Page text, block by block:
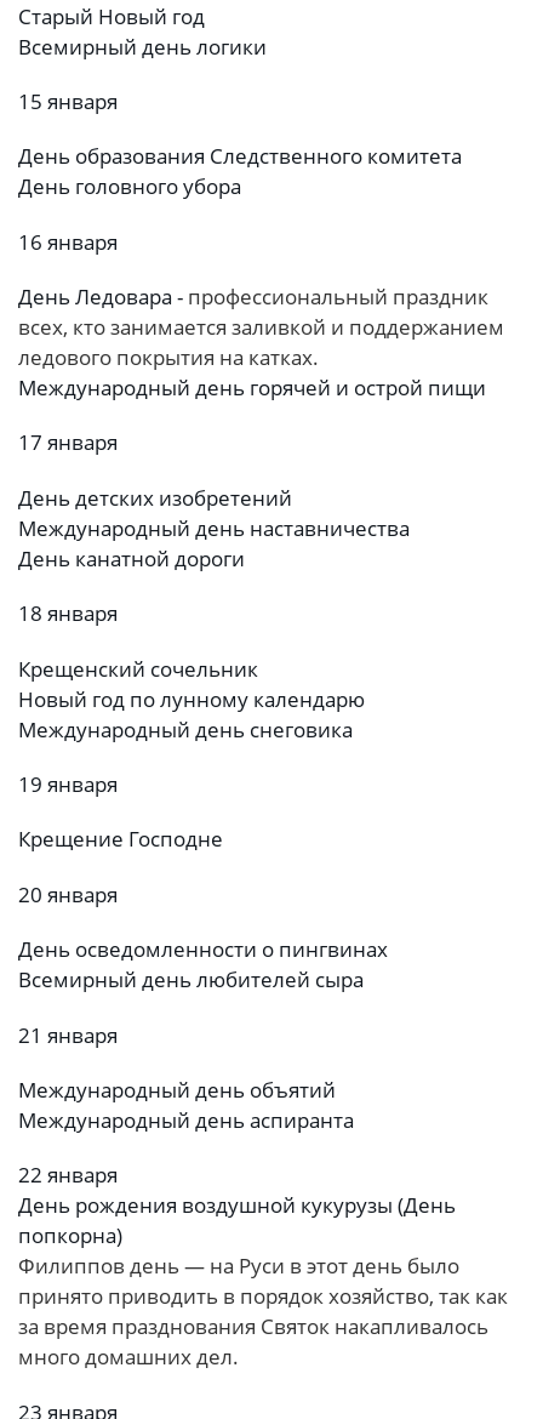
Старый Новый год
Всемирный день логики
15 января
День образования Следственного комитета
День головного убора
16 января
День Ледовара - профессиональный праздник
всех, кто занимается заливкой и поддержанием
ледового покрытия на катках.
Международный день горячей и острой пищи
17 января
День детских изобретений
Международный день наставничества
День канатной дороги
18 января
Крещенский сочельник
Новый год по лунному календарю
Международный день снеговика
19 января
Крещение Господне
20 января
День осведомленности о пингвинах
Всемирный день любителей сыра
21 января
Международный день объятий
Международный день аспиранта
22 января
День рождения воздушной кукурузы (День
попкорна)
Филиппов день — на Руси в этот день было
принято приводить в порядок хозяйство, так как
за время празднования Святок накапливалось
много домашних дел.
23 января